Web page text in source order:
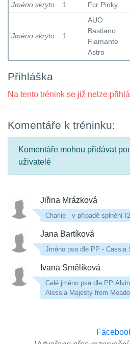
Jméno skryto 1 Fcr Pinky
Jméno skryto 1
AUO
Bastiano
Fiamante
Astro
Přihláška
Na tento trénink se již nelze
Komentáře k tréninku:
Komentáře mohou přidávat
uživatelé
Jiřina Mrázková
Charlie - v případě splnění
Jana Bartíková
Jméno psa dle PP - Cassia
Ivana Smělíková
Celé jméno psa dle
Alessia Majesty from